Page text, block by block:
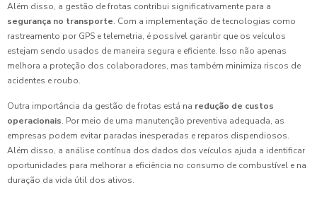
Além disso, a gestão de frotas contribui significativamente para a
segurança no transporte. Com a implementação de tecnologias como
rastreamento por GPS e telemetria, é possível garantir que os veículos
estejam sendo usados de maneira segura e eficiente. Isso não apenas
melhora a proteção dos colaboradores, mas também minimiza riscos de
acidentes e roubo.
Outra importância da gestão de frotas está na redução de custos
operacionais. Por meio de uma manutenção preventiva adequada, as
empresas podem evitar paradas inesperadas e reparos dispendiosos.
Além disso, a análise contínua dos dados dos veículos ajuda a identificar
oportunidades para melhorar a eficiência no consumo de combustível e na
duração da vida útil dos ativos.